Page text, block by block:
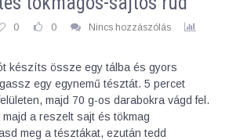
0 0
Nincs hozzászólás
készíts össze egy tálba és gyors
egy egynemű tésztát. 5 percet
majd 70 g-os darabokra vágd fel.
a reszelt sajt és tökmag
meg a tésztákat, ezután tedd